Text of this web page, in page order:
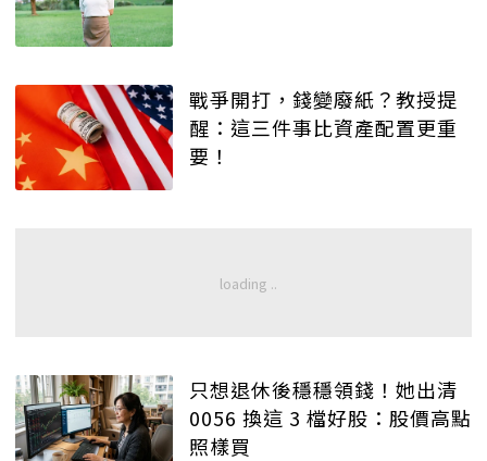
戰爭開打，錢變廢紙？教授提
醒：這三件事比資產配置更重
要！
只想退休後穩穩領錢！她出清
0056 換這 3 檔好股：股價高點
照樣買